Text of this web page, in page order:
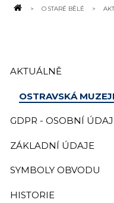
O STARÉ BĚLÉ
AKTUÁLNĚ
OSTRAVSKÁ
GDPR - OSOBNÍ
ZÁKLADNÍ ÚDAJE
SYMBOLY OBVODU
HISTORIE